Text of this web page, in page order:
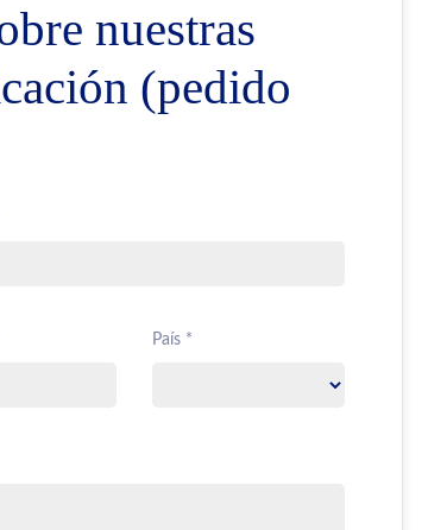
nuestras
(pedido
País *